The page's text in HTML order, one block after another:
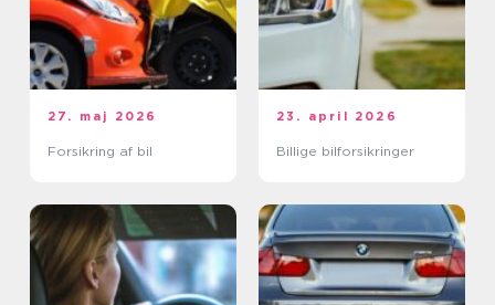
27. maj 2026
Forsikring af bil
23. april 2026
Billige bilforsikringer